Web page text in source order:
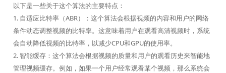
以下是一些关于这个算法的主要特点：
1. 自适应比特率（ABR）：这个算法会根据视频的内容和用户的网络
条件动态调整视频的比特率。这意味着用户在观看高清视频时，系统
会自动降低视频的比特率，以减少CPU和GPU的使用率。
2. 智能缓存：这个算法会根据视频的质量和用户的观看历史来智能地
管理视频缓存。例如，如果一个用户经常观看某个视频，那么系统会